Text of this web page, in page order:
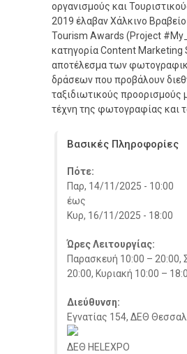
οργανισμούς και
2019 έλαβαν Χάλκινο
Tourism Awards (Project
κατηγορία Content
αποτέλεσμα των
δράσεων που προβάλουν
ταξιδιωτικούς προορισμούς
τέχνη της φωτογραφίας και
Βασικές Πληροφορίες
Πότε:
Παρ, 14/11/2025 - 10:00
έως
Κυρ, 16/11/2025 - 18:00
Ώρες Λειτουργίας:
Παρασκευή 10:00 – 20:00,
20:00, Κυριακή 10:00 –
Διεύθυνση:
Εγνατίας 154, ΔΕΘ
ΔΕΘ HELEXPO